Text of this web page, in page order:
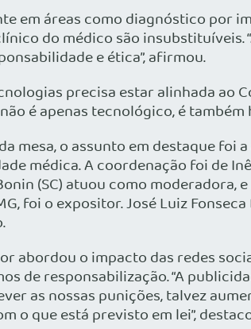
em áreas como diagnóstico por
do médico são insubstituíveis.
e ética”, afirmou.
precisa estar alinhada ao
é apenas tecnológico, é também
mesa, o assunto em destaque foi
médica. A coordenação foi de
(SC) atuou como moderadora,
foi o expositor. José Luiz
abordou o impacto das redes
de responsabilização. “A
as nossas punições, talvez
o que está previsto em lei”,